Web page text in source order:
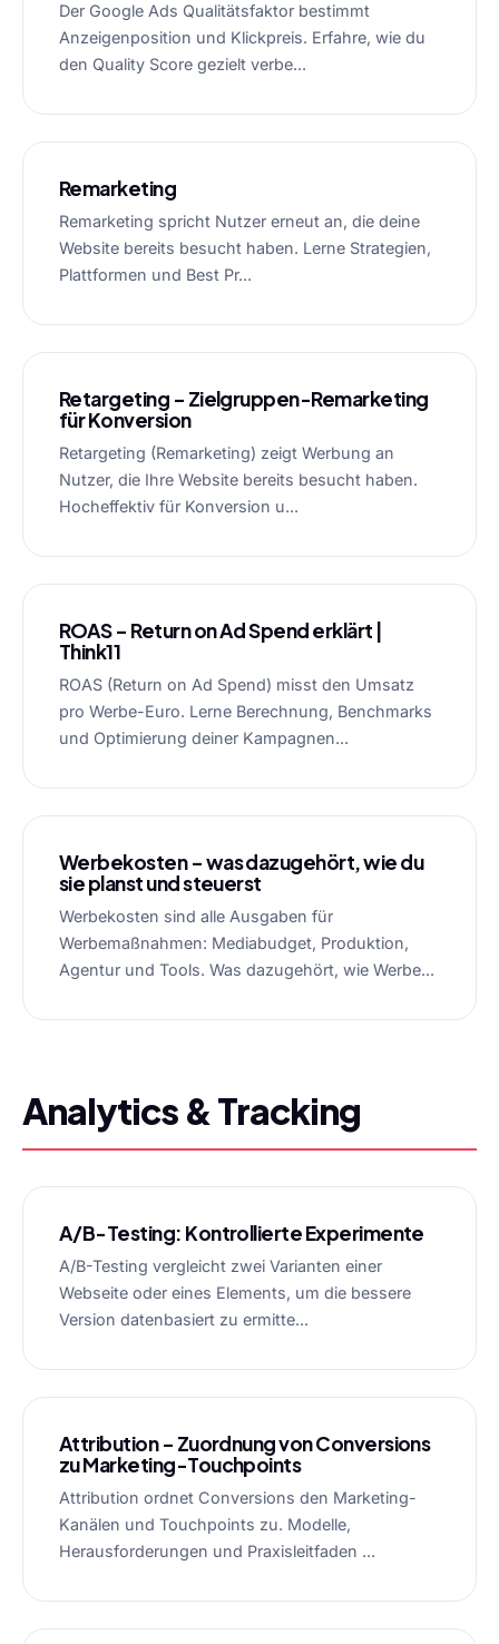
Der Google Ads Qualitätsfaktor bestimmt
Anzeigenposition und Klickpreis. Erfahre, wie du
den Quality Score gezielt verbe...
Remarketing
Remarketing spricht Nutzer erneut an, die deine
Website bereits besucht haben. Lerne Strategien,
Plattformen und Best Pr...
Retargeting – Zielgruppen-Remarketing
für Konversion
Retargeting (Remarketing) zeigt Werbung an
Nutzer, die Ihre Website bereits besucht haben.
Hocheffektiv für Konversion u...
ROAS – Return on Ad Spend erklärt |
Think11
ROAS (Return on Ad Spend) misst den Umsatz
pro Werbe-Euro. Lerne Berechnung, Benchmarks
und Optimierung deiner Kampagnen...
Werbekosten – was dazugehört, wie du
sie planst und steuerst
Werbekosten sind alle Ausgaben für
Werbemaßnahmen: Mediabudget, Produktion,
Agentur und Tools. Was dazugehört, wie Werbe...
Analytics & Tracking
A/B-Testing: Kontrollierte Experimente
A/B-Testing vergleicht zwei Varianten einer
Webseite oder eines Elements, um die bessere
Version datenbasiert zu ermitte...
Attribution – Zuordnung von Conversions
zu Marketing-Touchpoints
Attribution ordnet Conversions den Marketing-
Kanälen und Touchpoints zu. Modelle,
Herausforderungen und Praxisleitfaden ...